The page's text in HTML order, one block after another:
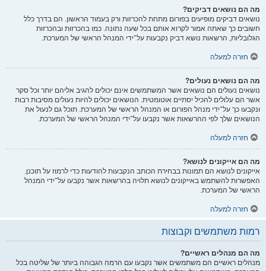
מה הם נושאים דביקים?
נושאים דביקים מופיעים בפורום מתחת להכרזות ורק בעמוד הראשון. הם בדרך כלל
חשובים כך שאתה אמור לקרוא אותם בכל שעה נתונה. כמו בהכרזות ובהכרזות
הגלובליות, הרשאות נושא דביק נקבעות על־ידי המנהל הראשי של המערכת.
חזרה למעלה
מה הם נושאים נעולים?
נושאים נעולים הם נושאים אשר המשתמשים אינם יכולים להגיב אליהם יותר וכל סקר
אשר הם עלולים להכיל יסתיים אוטומטית. הנושאים יכולים להיות נעולים מסיבות רבות
ונקבעו כך על־ידי מנהל הפורום או המנהל הראשי של המערכת. תוכל גם לנעול את
הנושאים שלך לפי ההרשאות אשר נקבעו על־ידי המנהל הראשי של המערכת.
חזרה למעלה
מה הם אייקונים לנושא?
אייקונים לנושא הם תמונות בבחירת הכותב הנקבעות להודעות כדי לרמוז על תוכנן.
האפשרות להשתמש באייקונים לנושא תלויה בהרשאות אשר נקבעו על־ידי המנהל
הראשי של המערכת.
חזרה למעלה
רמות משתמשים וקבוצות
מה הם מנהלים ראשיים?
מנהלים ראשיים הם משתמשים אשר נקבעו עם הרמה הגבוהה ביותר של שליטה בכל